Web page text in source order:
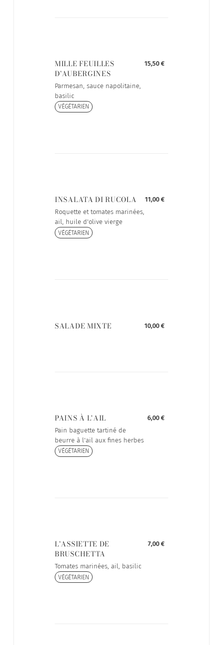
MILLE FEUILLES
D'AUBERGINES
Parmesan, sauce napolitaine,
basilic
VÉGÉTARIEN
15,50 €
INSALATA DI RUCOLA
Roquette et tomates marinées,
ail, huile d'olive vierge
VÉGÉTARIEN
11,00 €
SALADE MIXTE 10,00 €
PAINS À L'AIL
Pain baguette tartiné de
beurre à l'ail aux fines herbes
VÉGÉTARIEN
6,00 €
L'ASSIETTE DE
BRUSCHETTA
Tomates marinées, ail, basilic
VÉGÉTARIEN
7,00 €